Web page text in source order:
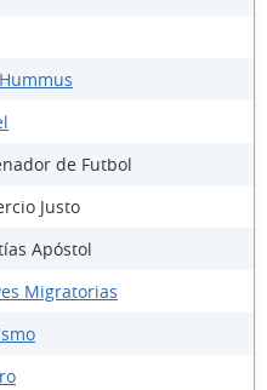
de Futbol
Justo
Apóstol
Migratorias